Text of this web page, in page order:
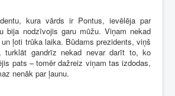
kura vārds ir Pontus, ievēlēja par
bija nodzīvojis garu mūžu. Viņam nekad
ļoti trūka laika. Būdams prezidents, viņš
turklāt gandrīz nekad nevar darīt to, ko
pats – tomēr dažreiz viņam tas izdodas,
nenāk par ļaunu.